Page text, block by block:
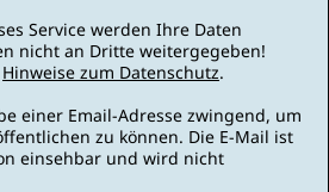
Service werden Ihre Daten
nicht an Dritte weitergegeben!
Hinweise zum Datenschutz.
einer Email-Adresse zwingend, um
zu können. Die E-Mail ist
einsehbar und wird nicht